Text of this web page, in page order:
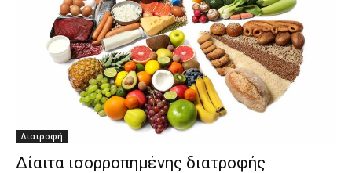
Διατροφή
Δίαιτα ισορροπημένης διατροφής